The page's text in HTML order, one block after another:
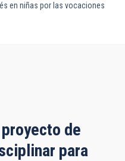
en niñas por las vocaciones
de
para